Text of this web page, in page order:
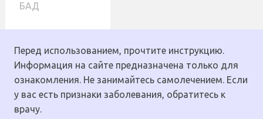
БАД
Перед использованием, прочтите инструкцию.
Информация на сайте предназначена только для
ознакомления. Не занимайтесь самолечением. Если
у вас есть признаки заболевания, обратитесь к
врачу.